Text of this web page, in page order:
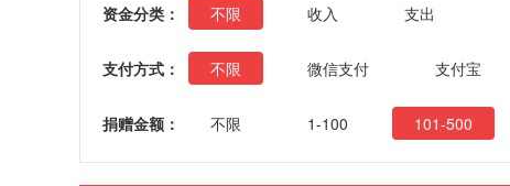
资金分类： 不限 收入 支出
支付方式： 不限 微信支付 支付宝
捐赠金额： 不限 1-100 101-500